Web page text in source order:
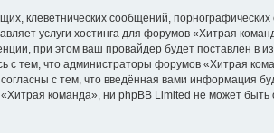
клеветнических сообщений,
услуги хостинга для форумов «Хитрая
при этом ваш провайдер будет поставлен в
с тем, что администраторы форумов «Хитрая
с тем, что введённая вами информация
команда», ни phpBB Limited не может быть